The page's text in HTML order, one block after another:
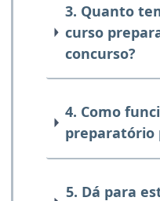
3. Quanto
curso
concurso?
4. Como
preparatório
5. Dá para